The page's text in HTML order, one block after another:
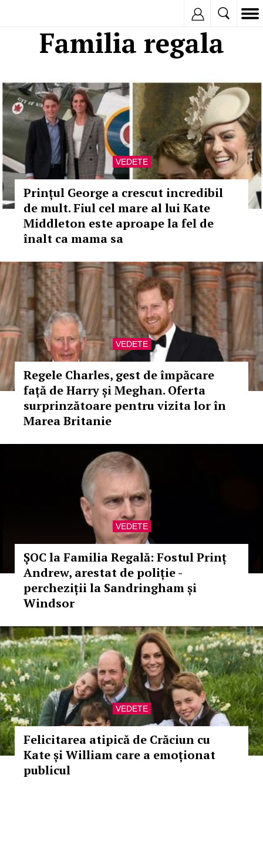
Familia regala
VEDETE
Prințul George a crescut incredibil
de mult. Fiul cel mare al lui Kate
Middleton este aproape la fel de
înalt ca mama sa
VEDETE
Regele Charles, gest de împăcare
față de Harry și Meghan. Oferta
surprinzătoare pentru vizita lor în
Marea Britanie
VEDETE
ȘOC la Familia Regală: Fostul Prinț
Andrew, arestat de poliție -
percheziții la Sandringham și
Windsor
VEDETE
Felicitarea atipică de Crăciun cu
Kate și William care a emoționat
publicul